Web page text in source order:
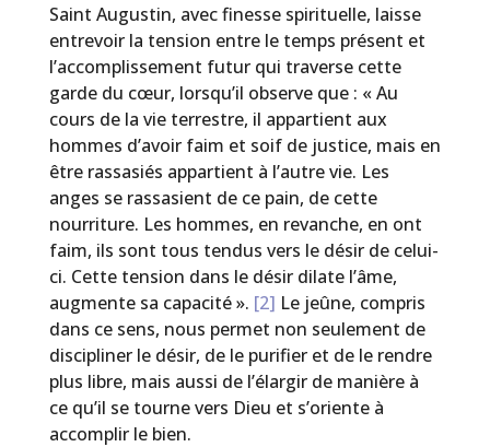
Saint Augustin, avec finesse spirituelle, laisse
entrevoir la tension entre le temps présent et
l’accomplissement futur qui traverse cette
garde du cœur, lorsqu’il observe que : « Au
cours de la vie terrestre, il appartient aux
hommes d’avoir faim et soif de justice, mais en
être rassasiés appartient à l’autre vie. Les
anges se rassasient de ce pain, de cette
nourriture. Les hommes, en revanche, en ont
faim, ils sont tous tendus vers le désir de celui-
ci. Cette tension dans le désir dilate l’âme,
augmente sa capacité ». [2] Le jeûne, compris
dans ce sens, nous permet non seulement de
discipliner le désir, de le purifier et de le rendre
plus libre, mais aussi de l’élargir de manière à
ce qu’il se tourne vers Dieu et s’oriente à
accomplir le bien.